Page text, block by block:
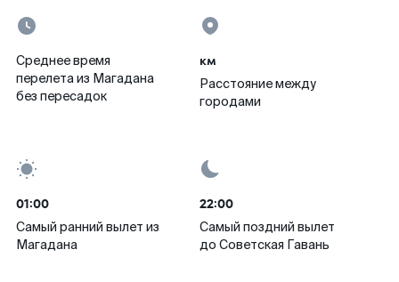
Среднее время
перелета из Магадана
без пересадок
км
Расстояние между
городами
01:00
Самый ранний вылет из
Магадана
22:00
Самый поздний вылет
до Советская Гавань